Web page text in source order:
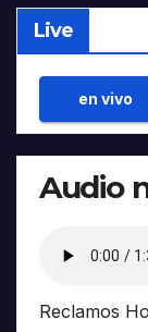
Live
en vivo
Audio
Reclamos